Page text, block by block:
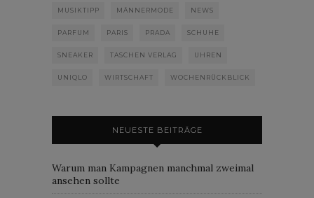
MUSIKTIPP MÄNNERMODE NEWS
PARFUM PARIS PRADA SCHUHE
SNEAKER TASCHEN VERLAG UHREN
UNIQLO WIRTSCHAFT WOCHENRÜCKBLICK
NEUESTE BEITRÄGE
Warum man Kampagnen manchmal zweimal
ansehen sollte